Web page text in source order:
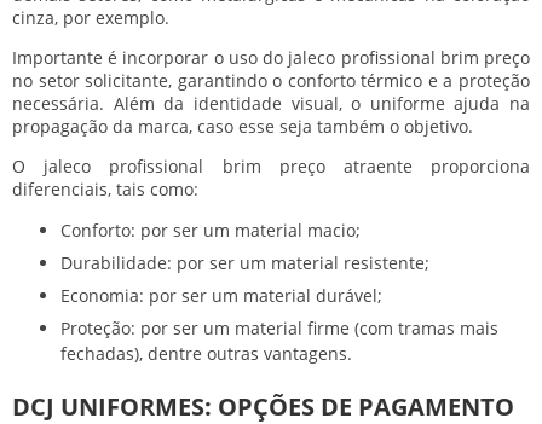
cinza, por exemplo.
Importante é incorporar o uso do jaleco profissional brim preço
no setor solicitante, garantindo o conforto térmico e a proteção
necessária. Além da identidade visual, o uniforme ajuda na
propagação da marca, caso esse seja também o objetivo.
O jaleco profissional brim preçoatraente proporciona
diferenciais, tais como:
Conforto: por ser um material macio;
Durabilidade: por ser um material resistente;
Economia: por ser um material durável;
Proteção: por ser um material firme (com tramas mais
fechadas), dentre outras vantagens.
DCJ UNIFORMES: OPÇÕES DE PAGAMENTO